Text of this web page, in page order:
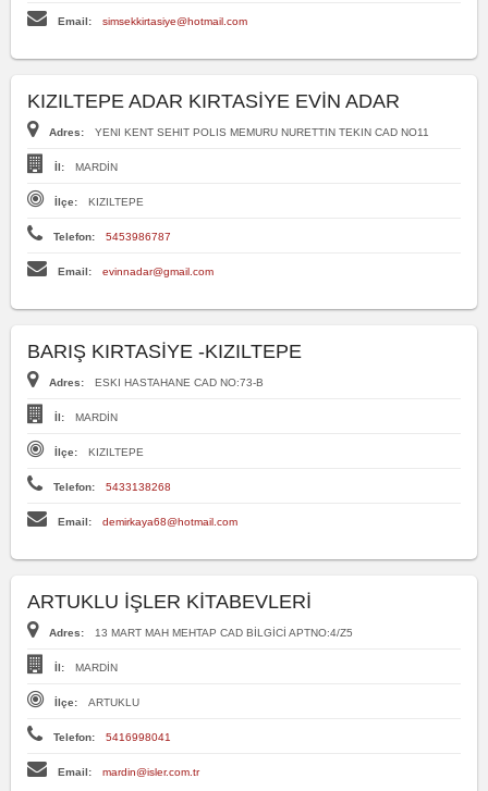
Email: simsekkirtasiye@hotmail.com
KIZILTEPE ADAR KIRTASİYE EVİN ADAR
Adres: YENI KENT SEHIT POLIS MEMURU NURETTIN TEKIN CAD NO11
İl: MARDİN
İlçe: KIZILTEPE
Telefon: 5453986787
Email: evinnadar@gmail.com
BARIŞ KIRTASİYE -KIZILTEPE
Adres: ESKI HASTAHANE CAD NO:73-B
İl: MARDİN
İlçe: KIZILTEPE
Telefon: 5433138268
Email: demirkaya68@hotmail.com
ARTUKLU İŞLER KİTABEVLERİ
Adres: 13 MART MAH MEHTAP CAD BİLGİCİ APTNO:4/Z5
İl: MARDİN
İlçe: ARTUKLU
Telefon: 5416998041
Email: mardin@isler.com.tr